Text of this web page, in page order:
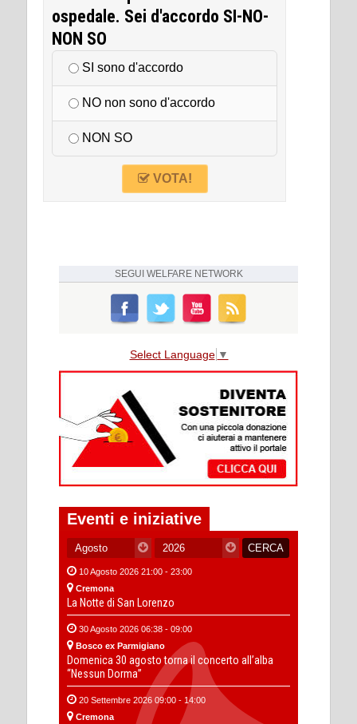
ospedale. Sei d'accordo SI-NO-
NON SO
SI sono d'accordo
NO non sono d'accordo
NON SO
VOTA!
SEGUI WELFARE NETWORK
Select Language ▼
Eventi e iniziative
10 Agosto 2026 21:00 - 23:00
Cremona
La Notte di San Lorenzo
30 Agosto 2026 06:38 - 09:00
Bosco ex Parmigiano
Domenica 30 agosto torna il concerto all’alba
“Nessun Dorma”
20 Settembre 2026 09:00 - 14:00
Cremona